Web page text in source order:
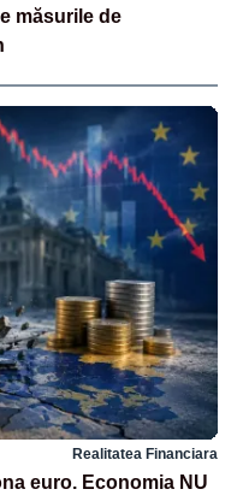
măsurile de
Realitatea Financiara
euro. Economia NU